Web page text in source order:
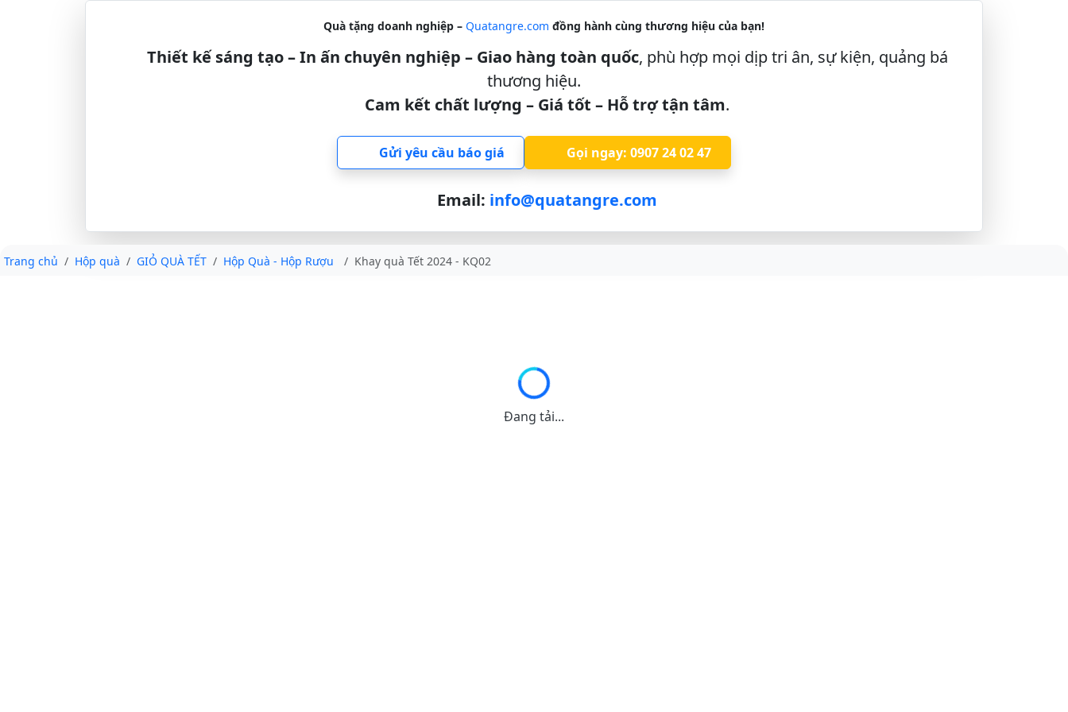
Quà tặng doanh nghiệp –Quatangre.com đồng hành cùng thương hiệu của bạn!
Thiết kế sáng tạo – In ấn chuyên nghiệp – Giao hàng toàn quốc, phù hợp mọi dịp tri ân, sự kiện, quảng bá
thương hiệu.
Cam kết chất lượng – Giá tốt – Hỗ trợ tận tâm.
Gửi yêu cầu báo giá Gọi ngay: 0907 24 02 47
Email: info@quatangre.com
Trang chủ Hộp quà GIỎ QUÀ TẾT Hộp Quà - Hộp Rượu Khay quà Tết 2024 - KQ02
Đang tải...